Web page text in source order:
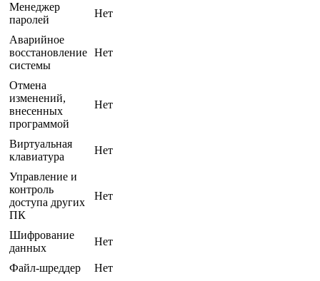
Менеджер
паролей
Нет
Аварийное
восстановление
системы
Нет
Отмена
изменений,
внесенных
программой
Нет
Виртуальная
клавиатура
Нет
Управление и
контроль
доступа других
ПК
Нет
Шифрование
данных
Нет
Файл-шреддер Нет